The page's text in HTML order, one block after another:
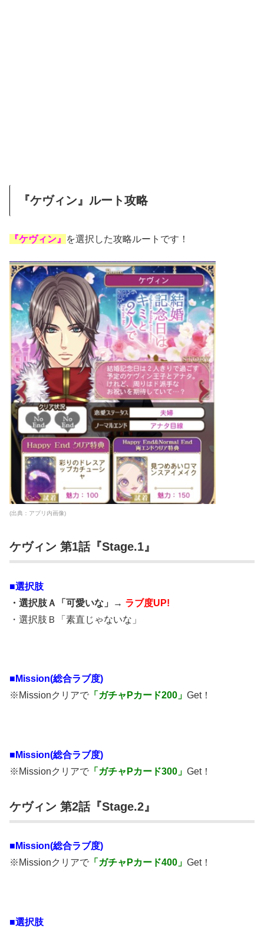
『ケヴィン』ルート攻略
『ケヴィン』 を選択した攻略ルートです！
(出典：アプリ内画像)
ケヴィン 第1話『Stage.1』
■選択肢
・選択肢Ａ「可愛いな」→ ラブ度UP!
・選択肢Ｂ「素直じゃないな」
■Mission(総合ラブ度)
※Missionクリアで 「ガチャPカード200」 Get！
■Mission(総合ラブ度)
※Missionクリアで 「ガチャPカード300」 Get！
ケヴィン 第2話『Stage.2』
■Mission(総合ラブ度)
※Missionクリアで 「ガチャPカード400」 Get！
■選択肢